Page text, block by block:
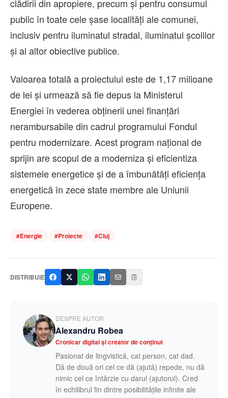
clădirii din apropiere, precum și pentru consumul
public în toate cele șase localități ale comunei,
inclusiv pentru iluminatul stradal, iluminatul școlilor
și al altor obiective publice.
Valoarea totală a proiectului este de 1,17 milioane
de lei și urmează să fie depus la Ministerul
Energiei în vederea obținerii unei finanțări
nerambursabile din cadrul programului Fondul
pentru modernizare. Acest program național de
sprijin are scopul de a moderniza și eficientiza
sistemele energetice și de a îmbunătăți eficiența
energetică în zece state membre ale Uniunii
Europene.
#Energie #Proiecte #Cluj
DISTRIBUIE
DESPRE AUTOR
Alexandru Robea
Cronicar digital și creator de conținut
Pasionat de lingvistică, cat person, cat dad.
Dă de două ori cel ce dă (ajută) repede, nu dă
nimic cel ce întârzie cu darul (ajutorul). Cred
în echilibrul fin dintre posibilitățile infinite ale